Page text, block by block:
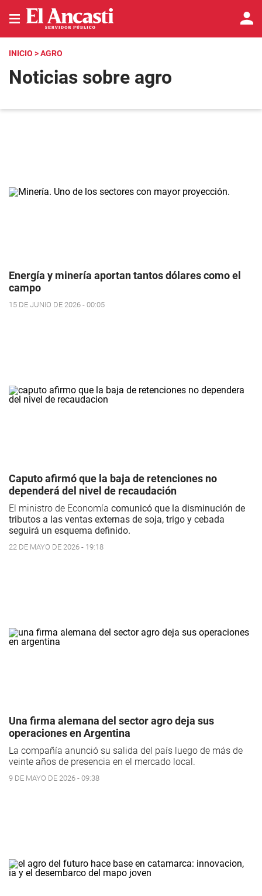
INICIO > AGRO
Noticias sobre agro
Energía y minería aportan tantos dólares como el
campo
15 DE JUNIO DE 2026 - 00:05
Caputo afirmó que la baja de retenciones no
dependerá del nivel de recaudación
El ministro de Economía comunicó que la disminución de
tributos a las ventas externas de soja, trigo y cebada
seguirá un esquema definido.
22 DE MAYO DE 2026 - 19:18
Una firma alemana del sector agro deja sus
operaciones en Argentina
La compañía anunció su salida del país luego de más de
veinte años de presencia en el mercado local.
9 DE MAYO DE 2026 - 09:38